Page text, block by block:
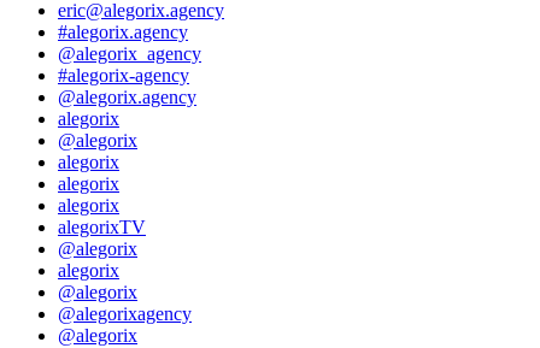
eric@alegorix.agency
#alegorix.agency
@alegorix_agency
#alegorix-agency
@alegorix.agency
alegorix
@alegorix
alegorix
alegorix
alegorix
alegorixTV
@alegorix
alegorix
@alegorix
@alegorixagency
@alegorix